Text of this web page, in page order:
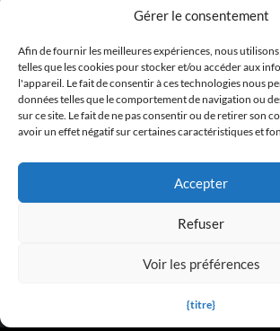
Gérer le consentement
Afin de fournir les meilleures expériences, nous
telles que les cookies pour stocker et/ou accéder aux
l'appareil. Le fait de consentir à ces technologies nous
données telles que le comportement de navigation ou
sur ce site. Le fait de ne pas consentir ou de retirer son
avoir un effet négatif sur certaines caractéristiques et
Accepter
Refuser
Voir les préférences
{titre}
Popular Editorials
Popular Free Games
LATEST UPDATES
Terms of Service
Settings